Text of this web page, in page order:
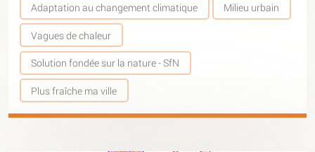
Adaptation au changement climatique Milieu urbain
Vagues de chaleur
Solution fondée sur la nature - SfN
Plus fraîche ma ville